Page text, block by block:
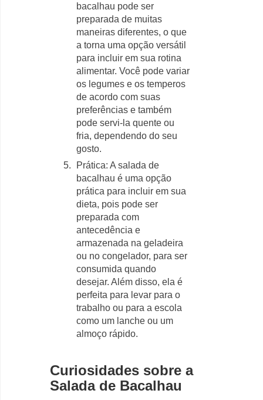
bacalhau pode ser
preparada de muitas
maneiras diferentes, o que
a torna uma opção versátil
para incluir em sua rotina
alimentar. Você pode variar
os legumes e os temperos
de acordo com suas
preferências e também
pode servi-la quente ou
fria, dependendo do seu
gosto.
Prática: A salada de
bacalhau é uma opção
prática para incluir em sua
dieta, pois pode ser
preparada com
antecedência e
armazenada na geladeira
ou no congelador, para ser
consumida quando
desejar. Além disso, ela é
perfeita para levar para o
trabalho ou para a escola
como um lanche ou um
almoço rápido.
Curiosidades sobre a
Salada de Bacalhau